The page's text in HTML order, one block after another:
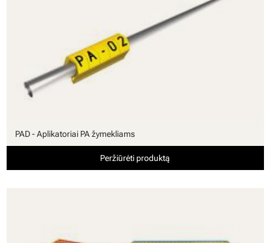
PAD - Aplikatoriai PA žymekliams
Peržiūrėti produktą